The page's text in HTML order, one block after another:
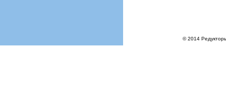
© 2014